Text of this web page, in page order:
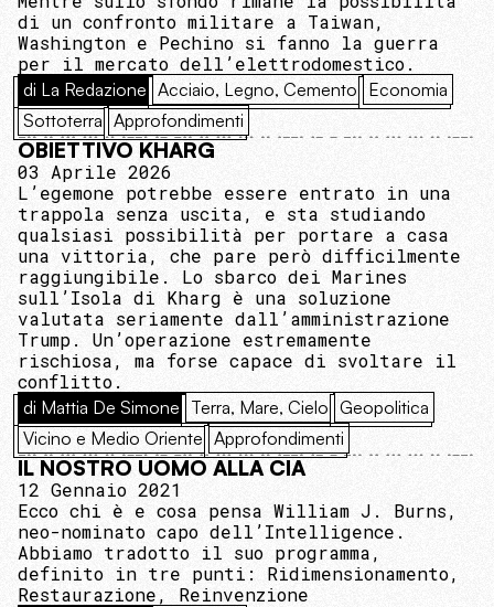
di un confronto militare a Taiwan,
Washington e Pechino si fanno la guerra
per il mercato dell’elettrodomestico.
di La Redazione Acciaio, Legno, Cemento Economia
Sottoterra Approfondimenti
OBIETTIVO KHARG
03 Aprile 2026
L’egemone potrebbe essere entrato in una
trappola senza uscita, e sta studiando
qualsiasi possibilità per portare a casa
una vittoria, che pare però difficilmente
raggiungibile. Lo sbarco dei Marines
sull’Isola di Kharg è una soluzione
valutata seriamente dall’amministrazione
Trump. Un’operazione estremamente
rischiosa, ma forse capace di svoltare il
conflitto.
di Mattia De Simone Terra, Mare, Cielo Geopolitica
Vicino e Medio Oriente Approfondimenti
IL NOSTRO UOMO ALLA CIA
12 Gennaio 2021
Ecco chi è e cosa pensa William J. Burns,
neo-nominato capo dell’Intelligence.
Abbiamo tradotto il suo programma,
definito in tre punti: Ridimensionamento,
Restaurazione, Reinvenzione